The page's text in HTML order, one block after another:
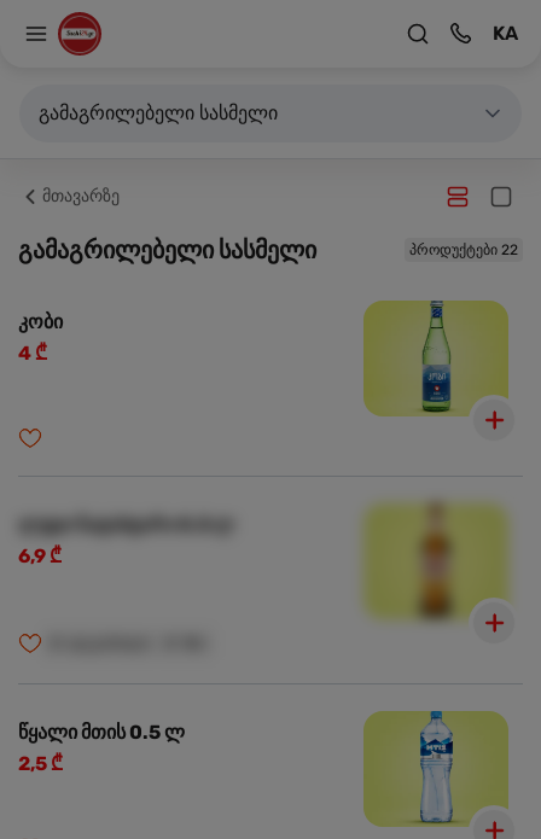
KA
გამაგრილებელი სასმელი
მთავარზე
გამაგრილებელი სასმელი პროდუქტები 22
კობი
4 ₾
ლუდი ნატახტარი 0.5 ლ
6,9 ₾
წყალი მთის 0.5 ლ
2,5 ₾